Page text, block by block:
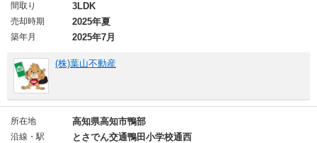
間取り 3LDK
売却時期 2025年夏
築年月 2025年7月
(株)葉山不動産
所在地 高知県高知市鴨部
沿線・駅 とさでん交通鴨田小学校通西